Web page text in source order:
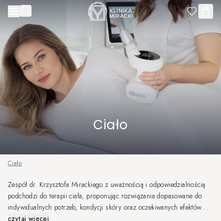
Przejdź do treści
Ciało
Ciało
Zespół dr. Krzysztofa Mirackiego z uważnością i odpowiedzialnością
podchodzi do terapii ciała, proponując rozwiązania dopasowane do
indywidualnych potrzeb, kondycji skóry oraz oczekiwanych efektów.
Dzięki doświadczeniu naszych Specjalistów oraz nowoczesnym
czytaj więcej